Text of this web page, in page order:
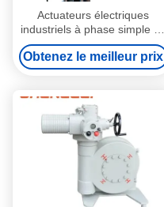
Actuateurs électriques
industriels à phase simple de
la série ZXC 220V
Obtenez le meilleur prix